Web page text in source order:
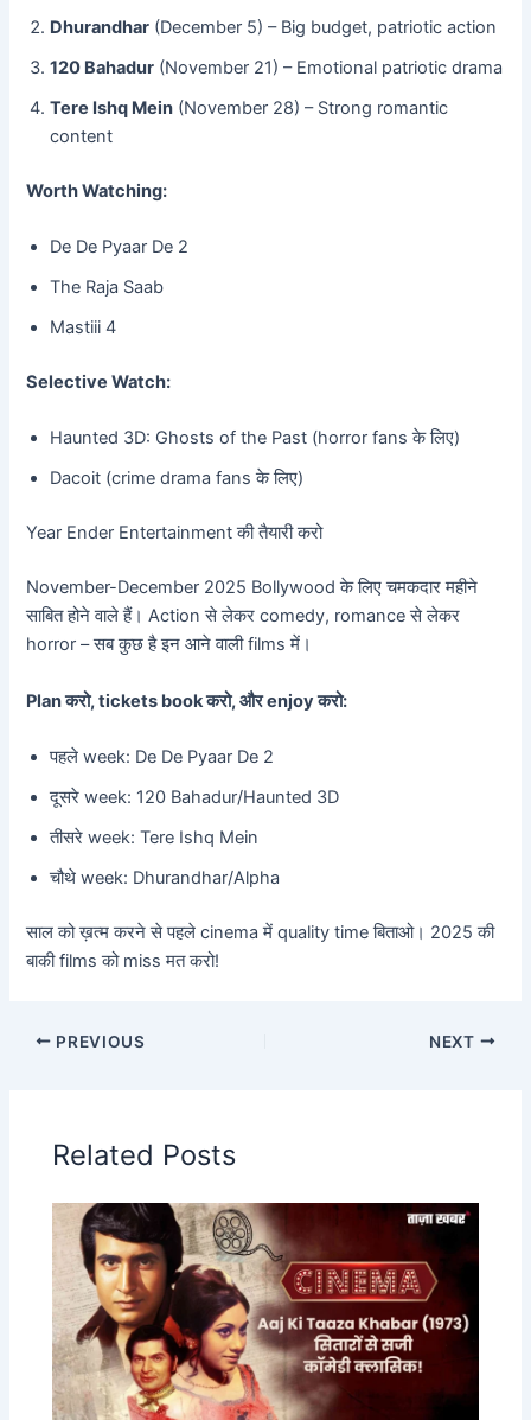
Dhurandhar (December 5) – Big budget, patriotic action
120 Bahadur (November 21) – Emotional patriotic drama
Tere Ishq Mein (November 28) – Strong romantic
content
Worth Watching:
De De Pyaar De 2
The Raja Saab
Mastiii 4
Selective Watch:
Haunted 3D: Ghosts of the Past (horror fans के लिए)
Dacoit (crime drama fans के लिए)
Year Ender Entertainment की तैयारी करो
November-December 2025 Bollywood के लिए चमकदार महीने
साबित होने वाले हैं। Action से लेकर comedy, romance से लेकर
horror – सब कुछ है इन आने वाली films में।
Plan करो, tickets book करो, और enjoy करो:
पहले week: De De Pyaar De 2
दूसरे week: 120 Bahadur/Haunted 3D
तीसरे week: Tere Ishq Mein
चौथे week: Dhurandhar/Alpha
साल को ख़त्म करने से पहले cinema में quality time बिताओ। 2025 की
बाकी films को miss मत करो!
PREVIOUS NEXT
Related Posts